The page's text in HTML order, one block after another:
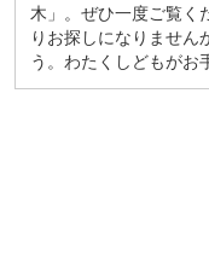
木」。ぜひ一度ご覧く
りお探しになりません
う。わたくしどもがお